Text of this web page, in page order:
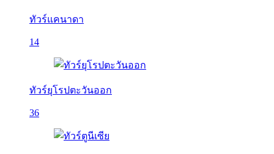
ทัวร์แคนาดา
14
ทัวร์ยุโรปตะวันออก
36